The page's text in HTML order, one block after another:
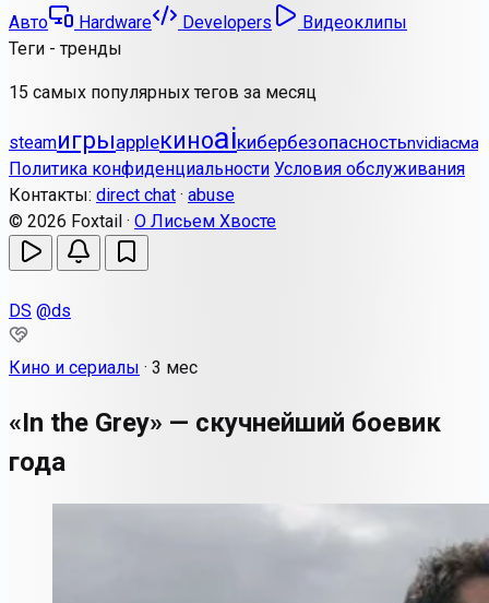
Авто
Hardware Developers
Видеоклипы
Теги - тренды
15 самых популярных тегов за месяц
steamигрыappleкиноaiкибербезопасностьnvidia
Политика конфиденциальности Условия обслуживания
Контакты: direct chat · abuse
© 2026 Foxtail · О Лисьем Хвосте
DS @ds
Кино и сериалы · 3 мес
«In the Grey» — скучнейший боевик
года